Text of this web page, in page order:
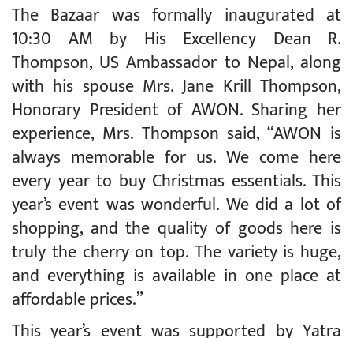
The Bazaar was formally inaugurated at
10:30 AM by His Excellency Dean R.
Thompson, US Ambassador to Nepal, along
with his spouse Mrs. Jane Krill Thompson,
Honorary President of AWON. Sharing her
experience, Mrs. Thompson said, “AWON is
always memorable for us. We come here
every year to buy Christmas essentials. This
year’s event was wonderful. We did a lot of
shopping, and the quality of goods here is
truly the cherry on top. The variety is huge,
and everything is available in one place at
affordable prices.”
This year’s event was supported by Yatra